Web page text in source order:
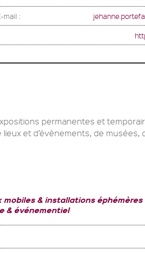
mail :
permanentes et
et d’évènements, de musées,
mobiles & installations éphémères
& événementiel